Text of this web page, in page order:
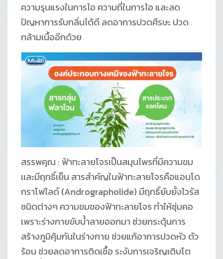
ความรุนแรงในการไอ ความถี่ในการไอ และลด
ปัญหาการรับกลิ่นได้ดี ลดอาการปวดศีรษะ ปวด
กล้ามเนื้ออีกด้วย
สรรพคุณ : ฟ้าทะลายโจรเป็นสมุนไพรที่มีความขม
เเละมีฤทธิ์เย็น สารสำคัญในฟ้าทะลายโจรคือแอนโด
กราโฟไลด์ (Andrographolide) มีฤทธิ์ยับยั้งไวรัส
ชนิดต่างๆ ความขมของฟ้าทะลายโจร ทำให้ชุ่มคอ
เพราะร่างกายขับน้ำลายออกมา ช่วยกระตุ้นการ
สร้างภูมิคุ้มกันในร่างกาย ช่วยแก้อาการปวดหัว ตัว
ร้อน ช่วยลดอาการติดเชื้อ ระงับการเจริญเติบโต